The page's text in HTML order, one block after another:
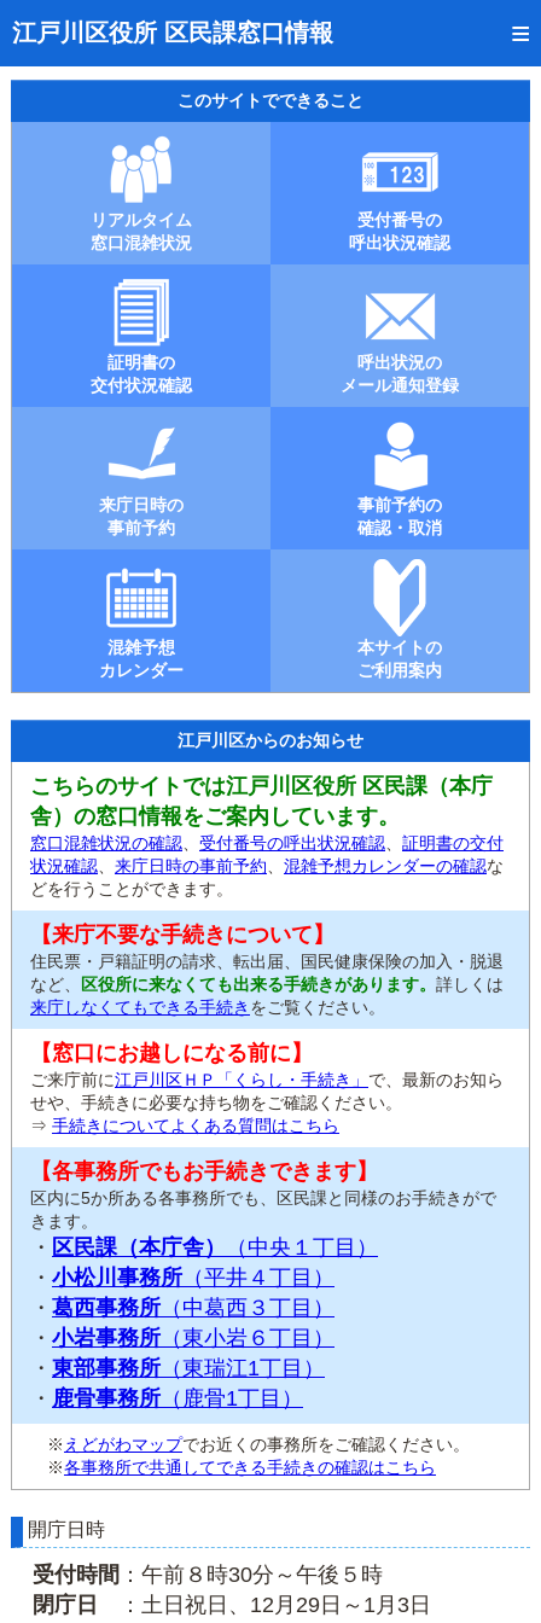
江戸川区役所 区民課窓口情報
トップページ
リアルタイム窓口混雑状況
受付番号の呼出状況確認
証明書の交付状況確認
呼出状況のメール通知登録
来庁日時の事前予約
事前予約の確認・取消
混雑予想カレンダー
本サイトのご利用案内
このサイトでできること
リアルタイム
窓口混雑状況
受付番号の
呼出状況確認
証明書の
交付状況確認
呼出状況の
メール通知登録
来庁日時の
事前予約
事前予約の
確認・取消
混雑予想
カレンダー
本サイトの
ご利用案内
江戸川区からのお知らせ
こちらのサイトでは江戸川区役所 区民課（本庁
舎）の窓口情報をご案内しています。
窓口混雑状況の確認 受付番号の呼出状況確認
証明書の交付
状況確認
来庁日時の事前予約 混雑予想カレンダーの確認な
どを行うことができます。
【来庁不要な手続きについて】
住民票・戸籍証明の請求、転出届、国民健康保険の加入・脱退
など、
区役所に来なくても出来る手続きがあります。 詳しくは
来庁しなくてもできる手続き をご覧ください。
【窓口にお越しになる前に】
ご来庁前に江戸川区ＨＰ「くらし・手続き」 で、最新のお知ら
せや、手続きに必要な持ち物をご確認ください。
⇒ 手続きについてよくある質問はこちら
【各事務所でもお手続きできます】
区内に5か所ある各事務所でも、区民課と同様のお手続きがで
きます。
・ 区民課（本庁舎）
（中央１丁目）
・ 小松川事務所 （平井４丁目）
・ 葛西事務所 （中葛西３丁目）
・ 小岩事務所 （東小岩６丁目）
・ 東部事務所 （東瑞江1丁目）
・ 鹿骨事務所 （鹿骨1丁目）
※ えどがわマップでお近くの事務所をご確認ください。
※各事務所で共通してできる手続きの確認はこちら
開庁日時
受付時間 ：午前８時30分～午後５時
閉庁日
：土日祝日、12月29日～1月3日